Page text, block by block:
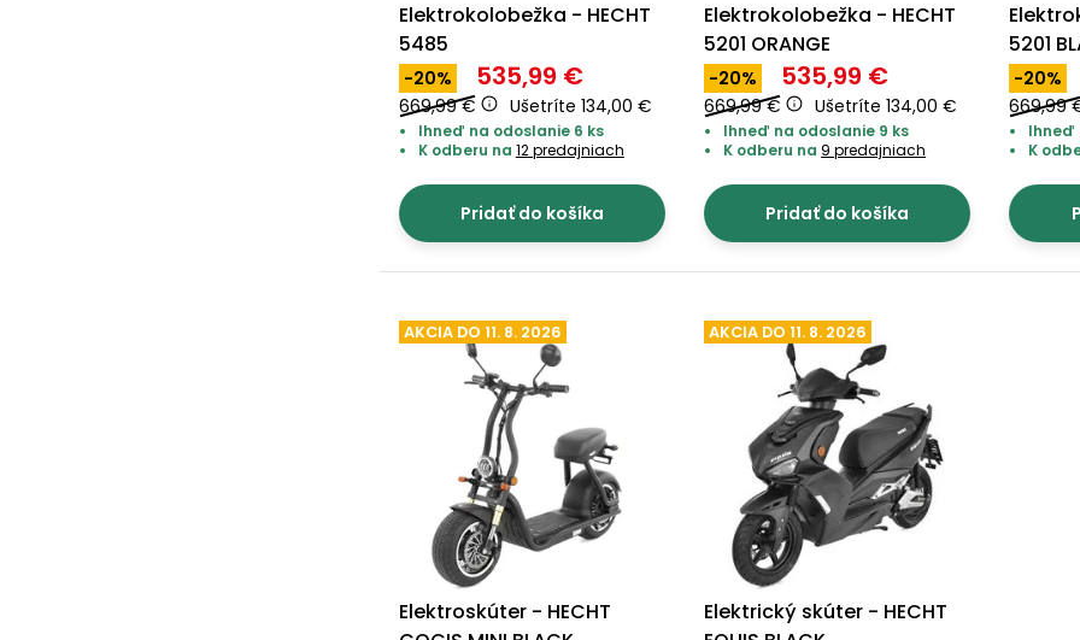
Elektrokolobežka - HECHT
5485
-20% 535,99 €
669,99 € Ušetríte 134,00 €
Ihneď na odoslanie 6 ks
K odberu na 12 predajniach
Pridať do košíka
Elektrokolobežka - HECHT
5201 ORANGE
-20% 535,99 €
669,99 € Ušetríte 134,00 €
Ihneď na odoslanie 9 ks
K odberu na 9 predajniach
Pridať do košíka
5201
-20%
669,99
Ihneď
K
AKCIA DO 11. 8. 2026
Elektroskúter - HECHT
AKCIA DO 11. 8. 2026
Elektrický skúter - HECHT